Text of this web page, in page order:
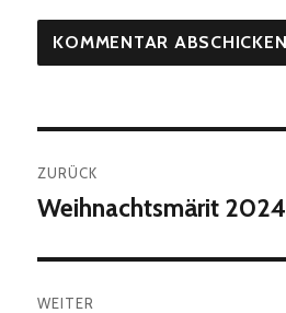
ZURÜCK
Vorheriger
Weihnachtsmärit 2024
WEITER